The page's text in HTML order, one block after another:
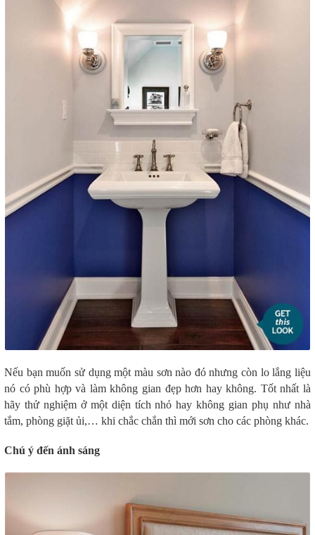
Nếu bạn muốn sử dụng một màu sơn nào đó nhưng còn lo lắng liệu
nó có phù hợp và làm không gian đẹp hơn hay không. Tốt nhất là
hãy thử nghiệm ở một diện tích nhỏ hay không gian phụ như nhà
tắm, phòng giặt ủi,… khi chắc chắn thì mới sơn cho các phòng khác.
Chú ý đến ánh sáng